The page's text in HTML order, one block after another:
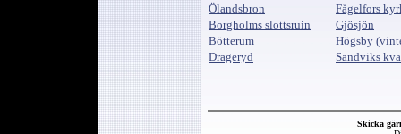
Ölandsbron
Fågelfors
Borgholms slottsruin
Gjösjön
Bötterum
Högsby
Drageryd
Sandviks
Skicka